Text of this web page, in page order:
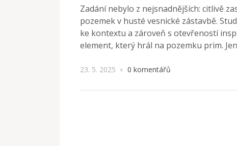
Zadání nebylo z nejsnadnějších: citlivě
pozemek v husté vesnické zástavbě.
ke kontextu a zároveň s otevřeností
element, který hrál na pozemku prim.
23. 5. 2025 × 0 komentářů